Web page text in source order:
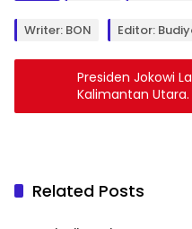
Writer: BON Editor:
Presiden Jokowi
Kalimantan Utara.
Related Posts
Berita